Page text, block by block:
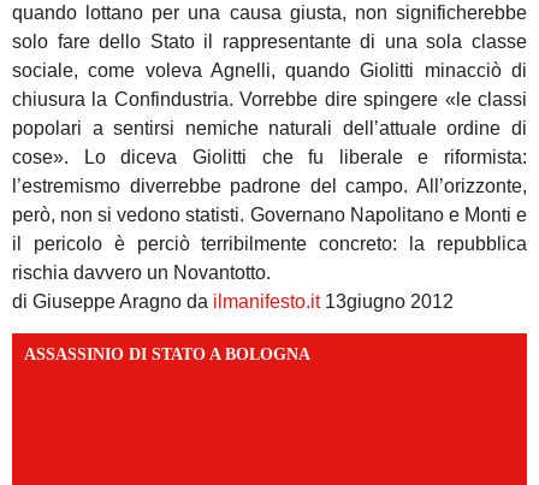
quando lottano per una causa giusta, non significherebbe
solo fare dello Stato il rappresentante di una sola classe
sociale, come voleva Agnelli, quando Giolitti minacciò di
chiusura la Confindustria. Vorrebbe dire spingere «le classi
popolari a sentirsi nemiche naturali dell’attuale ordine di
cose». Lo diceva Giolitti che fu liberale e riformista:
l’estremismo diverrebbe padrone del campo. All’orizzonte,
però, non si vedono statisti. Governano Napolitano e Monti e
il pericolo è perciò terribilmente concreto: la repubblica
rischia davvero un Novantotto.
di Giuseppe Aragno da ilmanifesto.it13giugno 2012
ASSASSINIO DI STATO A BOLOGNA